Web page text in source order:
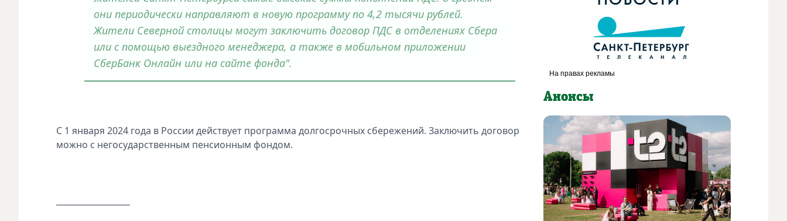
они периодически направляют в новую программу по 4,2 тысячи рублей.
Жители Северной столицы могут заключить договор ПДС в отделениях Сбера
или с помощью выездного менеджера, а также в мобильном приложении
СберБанк Онлайн или на сайте фонда".
С 1 января 2024 года в России действует программа долгосрочных сбережений. Заключить договор
можно с негосударственным пенсионным фондом.
Анонсы